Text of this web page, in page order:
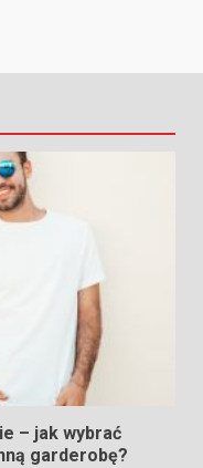
– jak wybrać
garderobę?